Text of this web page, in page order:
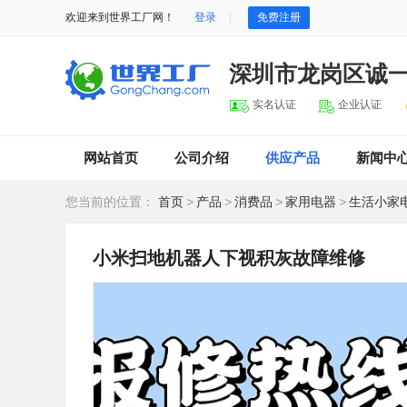
欢迎来到世界工厂网！ 登录 免费注册
深圳市龙岗区诚
实名认证 企业认证
网站首页 公司介绍 供应产品 新闻中
您当前的位置： 首页 > 产品 >消费品 >家用电器 >生活小家
小米扫地机器人下视积灰故障维修